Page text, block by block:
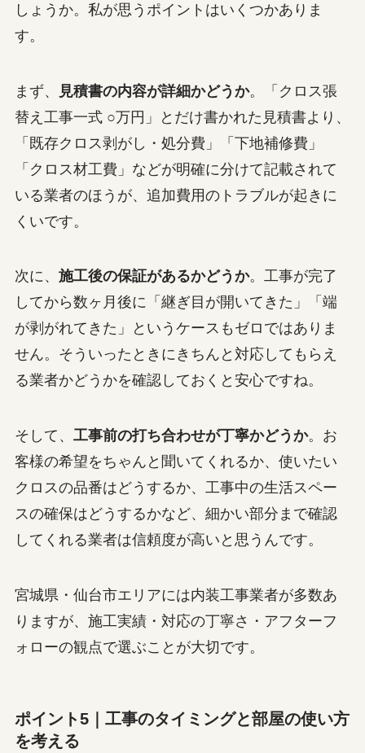
しょうか。私が思うポイントはいくつかありま
す。
まず、 見積書の内容が詳細かどうか。「クロス張
替え工事一式 ○万円」とだけ書かれた見積書より、
「既存クロス剥がし・処分費」「下地補修費」
「クロス材工費」などが明確に分けて記載されて
いる業者のほうが、追加費用のトラブルが起きに
くいです。
次に、 施工後の保証があるかどうか。工事が完了
してから数ヶ月後に「継ぎ目が開いてきた」「端
が剥がれてきた」というケースもゼロではありま
せん。そういったときにきちんと対応してもらえ
る業者かどうかを確認しておくと安心ですね。
そして、 工事前の打ち合わせが丁寧かどうか。お
客様の希望をちゃんと聞いてくれるか、使いたい
クロスの品番はどうするか、工事中の生活スペー
スの確保はどうするかなど、細かい部分まで確認
してくれる業者は信頼度が高いと思うんです。
宮城県・仙台市エリアには内装工事業者が多数あ
りますが、施工実績・対応の丁寧さ・アフターフ
ォローの観点で選ぶことが大切です。
ポイント5｜工事のタイミングと部屋の使い方
を考える